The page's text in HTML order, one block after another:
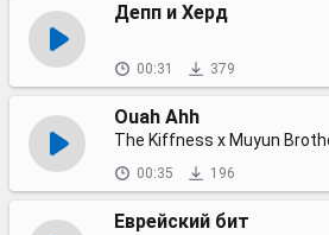
Депп и Херд
00:31 379
Ouah Ahh
The Kiffness x Muyun
00:35 196
Еврейский бит